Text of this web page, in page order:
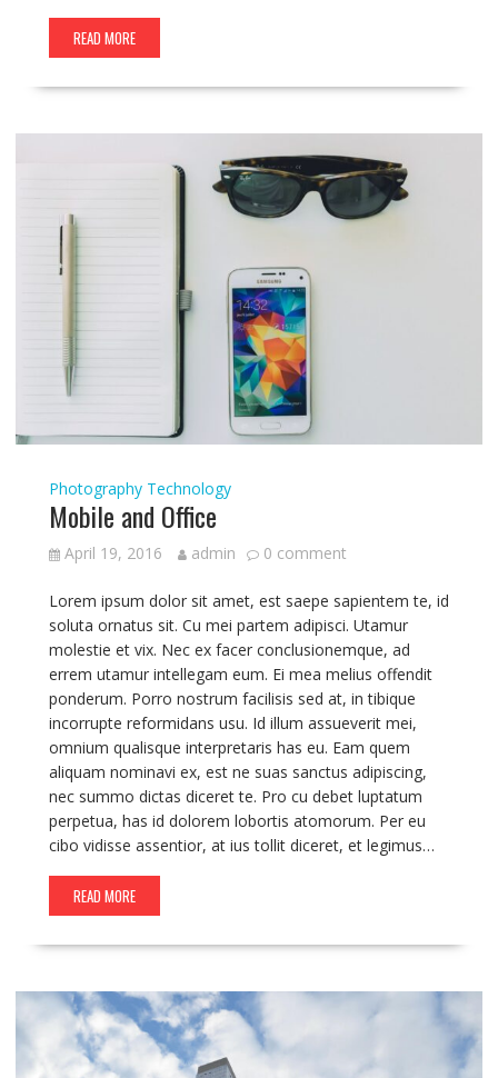
READ MORE
Photography Technology
Mobile and Office
April 19, 2016 admin 0 comment
Lorem ipsum dolor sit amet, est saepe sapientem te, id
soluta ornatus sit. Cu mei partem adipisci. Utamur
molestie et vix. Nec ex facer conclusionemque, ad
errem utamur intellegam eum. Ei mea melius offendit
ponderum. Porro nostrum facilisis sed at, in tibique
incorrupte reformidans usu. Id illum assueverit mei,
omnium qualisque interpretaris has eu. Eam quem
aliquam nominavi ex, est ne suas sanctus adipiscing,
nec summo dictas diceret te. Pro cu debet luptatum
perpetua, has id dolorem lobortis atomorum. Per eu
cibo vidisse assentior, at ius tollit diceret, et legimus…
READ MORE